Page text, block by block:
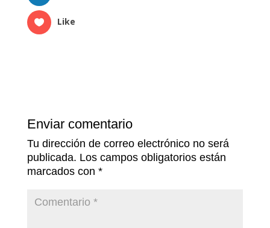
Like
Enviar comentario
Tu dirección de correo electrónico no será
publicada. Los campos obligatorios están
marcados con *